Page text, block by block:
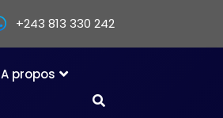
+243 813 330 242
A propos